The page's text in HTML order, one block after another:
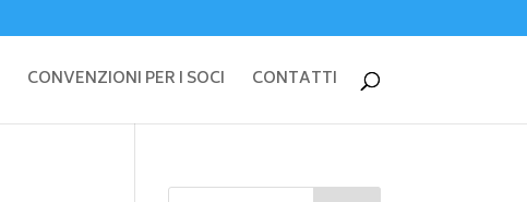
CONVENZIONI PER I SOCI CONTATTI